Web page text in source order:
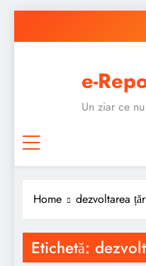
e-
Un ziar ce
Home dezvoltarea
Etichetă: